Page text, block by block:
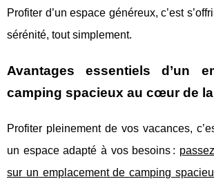
Profiter d’un espace généreux, c’est
sérénité, tout simplement.
Avantages essentiels d’un
camping spacieux au cœur de
Profiter pleinement de vos vacances,
un espace adapté à vos besoins :
sur un emplacement de camping